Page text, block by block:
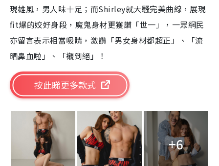
現雄風，男人味十足；而Shirley就大騷完美曲線，展現
fit爆的姣好身段，魔鬼身材更獲讚「世一」，一眾網民
亦留言表示相當吸睛，激讚「男女身材都超正」、「流
晒鼻血啦」、「襯到絕」！
按此睇更多款式
+6